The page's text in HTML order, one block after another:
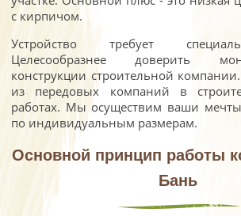
с кирпичом.
Устройство требует
Целесообразнее доверить
конструкции строительной
из передовых компаний в
работах. Мы осуществим ваши
по индивидуальным размерам.
Основной принцип работы
Бань